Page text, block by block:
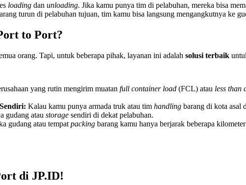
loading dan unloading. Jika kamu punya tim di pelabuhan, mereka bisa
turun di pelabuhan tujuan, tim kamu bisa langsung mengangkutnya ke
to Port?
orang. Tapi, untuk beberapa pihak, layanan ini adalah solusi terbaik
yang rutin mengirim muatan full container load (FCL) atau less than
Kalau kamu punya armada truk atau tim handling barang di kota asal
gudang atau storage sendiri di dekat pelabuhan.
gudang atau tempat packing barang kamu hanya berjarak beberapa
di JP.ID!